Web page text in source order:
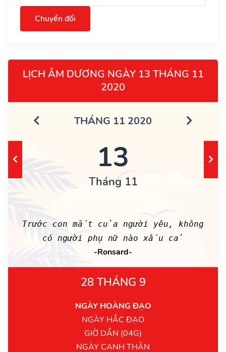
Chuyển đổi
LỊCH ÂM DƯƠNG NGÀY 13 THÁNG 11
2020
THÁNG 11 2020
13
Tháng 11
Trước con mắt của người yêu, không
có người phụ nữ nào xấu cả
-Ronsard-
28 THÁNG 9
NGÀY HOÀNG ĐẠO
NGÀY HẮC ĐẠO
GIỜ DẦN (04G)
NGÀY CANH THÂN